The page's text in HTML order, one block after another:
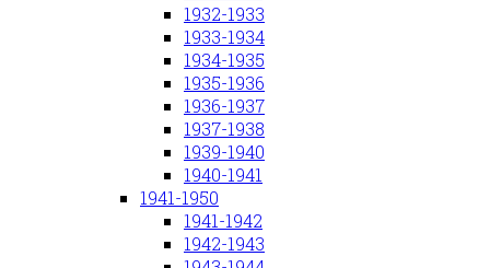
1932-1933
1933-1934
1934-1935
1935-1936
1936-1937
1937-1938
1939-1940
1940-1941
1941-1950
1941-1942
1942-1943